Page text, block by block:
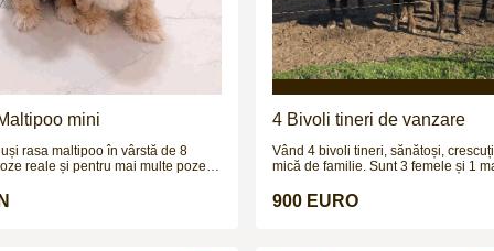
mini
rasa maltipoo în vârstă de 8
reale și pentru mai multe poze și
4 Bivoli tineri de vanzare
Vând 4 bivoli tineri, sănătoși,
mică de familie. Sunt 3 femele și 1
la 250–300 kg (necântăriți). Animale
dezvoltate, crescute natural,
900 EURO